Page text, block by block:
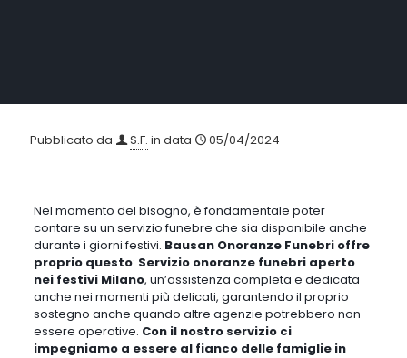
Pubblicato da S.F.in data 05/04/2024
Nel momento del bisogno, è fondamentale poter contare su un
servizio funebre che sia disponibile anche durante i giorni festivi.
Bausan Onoranze Funebri offre proprio questo:Servizio
onoranze funebri aperto nei festivi Milano,un’assistenza completa
e dedicata anche nei momenti più delicati, garantendo il proprio
sostegno anche quando altre agenzie potrebbero non essere
operative.Con il nostro servizio ci impegniamo a essere al fianco
delle famiglie in ogni momento, offrendo un supporto professionale
e umanitario.